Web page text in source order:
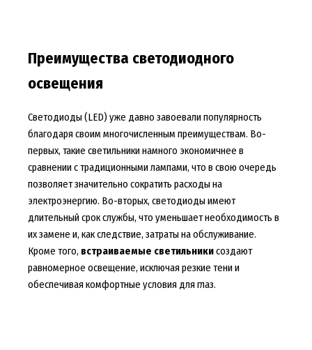
Преимущества светодиодного
освещения
Светодиоды (LED) уже давно завоевали популярность
благодаря своим многочисленным преимуществам. Во-
первых, такие светильники намного экономичнее в
сравнении с традиционными лампами, что в свою очередь
позволяет значительно сократить расходы на
электроэнергию. Во-вторых, светодиоды имеют
длительный срок службы, что уменьшает необходимость в
их замене и, как следствие, затраты на обслуживание.
Кроме того, встраиваемые светильникисоздают
равномерное освещение, исключая резкие тени и
обеспечивая комфортные условия для глаз.